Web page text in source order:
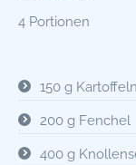
4 Portionen
150 g Kartoffeln
200 g Fenchel
400 g